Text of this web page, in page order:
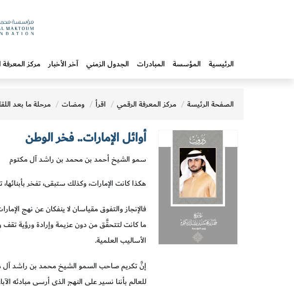
الرئيسية المؤسسة المبادرات‎ الجدول الزمني آخر الأخبار مركز
الصفحة الرئيسة مركز المعرفة الرقمي اقرأ ومضات مرحلة ما بعد
أوائل الإمارات.. فخر الوطن
سمو الشيخ أحمد بن محمد بن راشد آل مكتوم
هكذا كانت الإمارات، وكذلك ستبقى، تفخر
فالإنجاز والتفوق مقياسان لا ينفكان عن نهج
ما كانت لتتحقَّق من دون عزيمة وإرادة ورؤية تقف
الأساليب العلمية.
إنَّ تكريم صاحب السمو الشيخ محمد بن راشد آل
للعالم بأننا نسير على النهج الذي أرسى مبادئه